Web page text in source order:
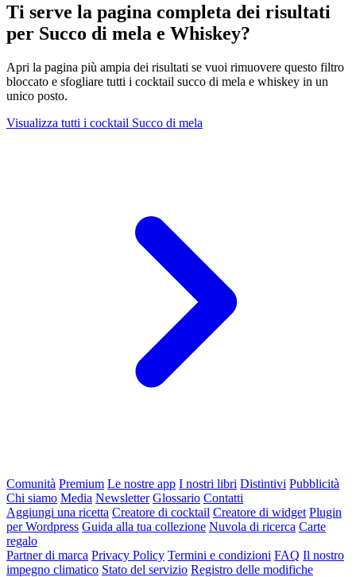
Ti serve la pagina completa dei risultati
per Succo di mela e Whiskey?
Apri la pagina più ampia dei risultati se vuoi rimuovere questo filtro
bloccato e sfogliare tutti i cocktail succo di mela e whiskey in un
unico posto.
Visualizza tutti i cocktail Succo di mela
Comunità Premium Le nostre app I nostri libri Distintivi Pubblicità
Chi siamo Media Newsletter Glossario Contatti
Aggiungi una ricetta Creatore di cocktail Creatore di widget Plugin
per Wordpress Guida alla tua collezione Nuvola di ricerca Carte
regalo
Partner di marca Privacy Policy Termini e condizioni FAQ Il nostro
impegno climatico Stato del servizio Registro delle modifiche